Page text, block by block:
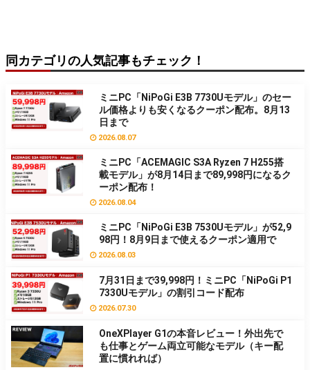
同カテゴリの人気記事もチェック！
ミニPC「NiPoGi E3B 7730Uモデル」のセー
ル価格よりも安くなるクーポン配布。8月13
日まで
2026.08.07
ミニPC「ACEMAGIC S3A Ryzen 7 H255搭
載モデル」が8月14日まで89,998円になるク
ーポン配布！
2026.08.04
ミニPC「NiPoGi E3B 7530Uモデル」が52,9
98円！8月9日まで使えるクーポン適用で
2026.08.03
7月31日まで39,998円！ミニPC「NiPoGi P1
7330Uモデル」の割引コード配布
2026.07.30
OneXPlayer G1の本音レビュー！外出先で
も仕事とゲーム両立可能なモデル（キー配
置に慣れれば）